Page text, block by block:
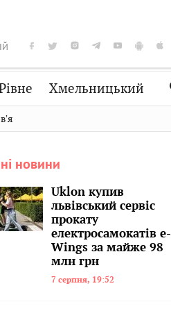
Хмельницький
Словко
Спорт
Нерухомість Домашні тварини
новини
Uklon купив
львівський сервіс
прокату
електросамокатів e-
Wings за майже 98
млн грн
7 серпня, 19:52